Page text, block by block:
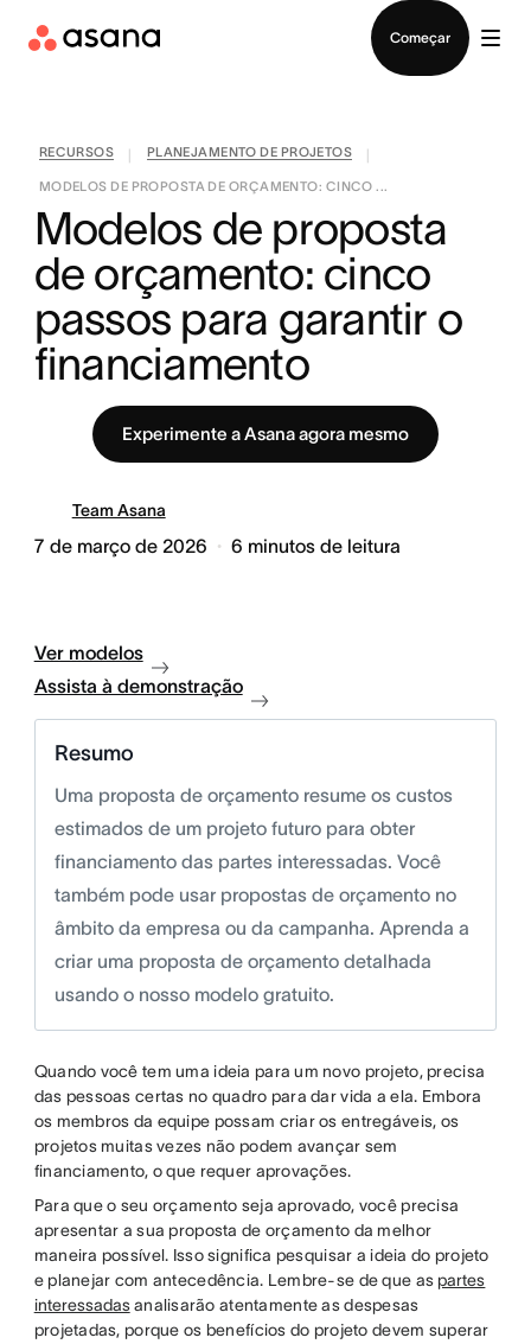
Começar
RECURSOS PLANEJAMENTO DE PROJETOS
MODELOS DE PROPOSTA DE ORÇAMENTO: CINCO ...
Modelos de proposta
de orçamento: cinco
passos para garantir o
financiamento
Experimente a Asana agora mesmo
Team Asana
7 de março de 2026 6 minutos de leitura
Ver modelos
Assista à demonstração
Resumo
Uma proposta de orçamento resume os custos
estimados de um projeto futuro para obter
financiamento das partes interessadas. Você
também pode usar propostas de orçamento no
âmbito da empresa ou da campanha. Aprenda a
criar uma proposta de orçamento detalhada
usando o nosso modelo gratuito.
Quando você tem uma ideia para um novo projeto, precisa
das pessoas certas no quadro para dar vida a ela. Embora
os membros da equipe possam criar os entregáveis, os
projetos muitas vezes não podem avançar sem
financiamento, o que requer aprovações.
Para que o seu orçamento seja aprovado, você precisa
apresentar a sua proposta de orçamento da melhor
maneira possível. Isso significa pesquisar a ideia do projeto
e planejar com antecedência. Lembre-se de que as partes
interessadasanalisarão atentamente as despesas
projetadas, porque os benefícios do projeto devem superar